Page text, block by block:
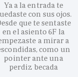
Ya a la entrada te
con sus ojos.
que te sentaste
en el asiento 6F la
a mirar a
como un
pointer ante una
perdiz becada